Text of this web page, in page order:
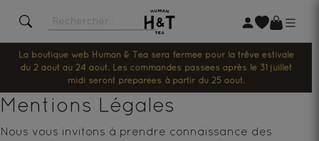
La boutique web Human & Tea sera fermée pour la trêve estivale
du 2 août au 24 août. Les commandes passées après le 31 juillet
midi seront préparées à partir du 25 août.
Mentions Légales
Nous vous invitons à prendre connaissance des